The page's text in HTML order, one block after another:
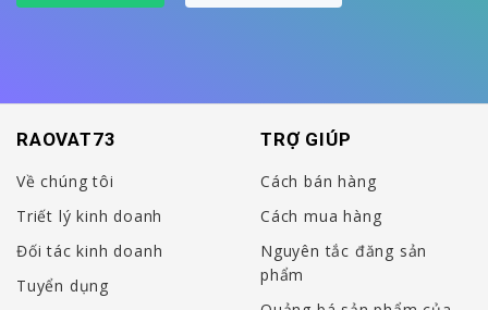
RAOVAT73
Về chúng tôi
Triết lý kinh doanh
Đối tác kinh doanh
Tuyển dụng
TRỢ GIÚP
Cách bán hàng
Cách mua hàng
Nguyên tắc đăng sản
phẩm